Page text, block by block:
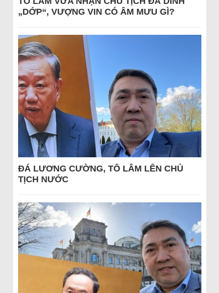
„DỚP“, VƯỢNG VIN CÓ ÂM MƯU GÌ?
ĐÁ LƯƠNG CƯỜNG, TÔ LÂM LÊN CHỦ
TỊCH NƯỚC